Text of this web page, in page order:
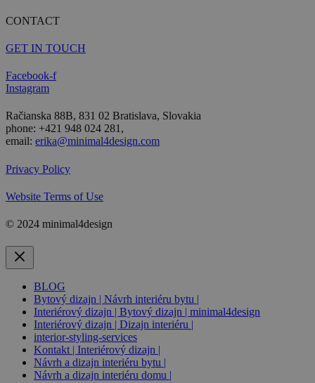
CONTACT
GET IN TOUCH
Facebook-f
Instagram
Račianska 88B, 831 02 Bratislava, Slovakia
phone: +421 948 024 281,
email: erika@minimal4design.com
Privacy Policy
Website Terms of Use
© 2024 minimal4design
BLOG
Bytový dizajn | Návrh interiéru bytu |
Interiérový dizajn | Bytový dizajn | minimal4design
Interiérový dizajn | Dizajn interiéru |
interior-styling-services
Kontakt | Interiérový dizajn |
Návrh a dizajn interiéru bytu |
Návrh a dizajn interiéru domu |